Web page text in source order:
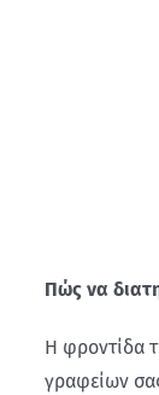
Πώς να
Η φροντίδα
γραφείων